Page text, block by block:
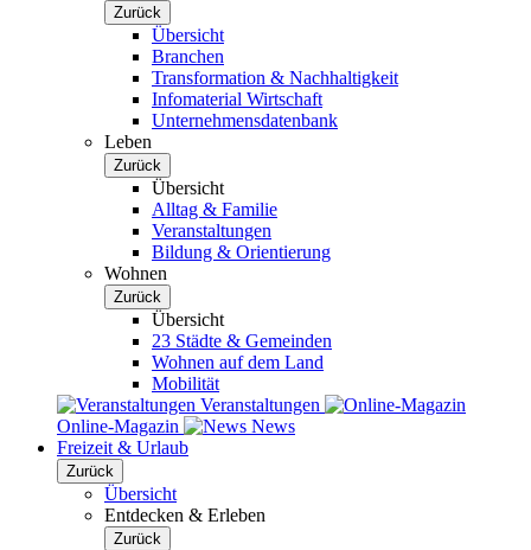
Zurück
Übersicht
Branchen
Transformation & Nachhaltigkeit
Infomaterial Wirtschaft
Unternehmensdatenbank
Leben
Zurück
Übersicht
Alltag & Familie
Veranstaltungen
Bildung & Orientierung
Wohnen
Zurück
Übersicht
23 Städte & Gemeinden
Wohnen auf dem Land
Mobilität
Veranstaltungen
Online-Magazin
News
Freizeit & Urlaub
Zurück
Übersicht
Entdecken & Erleben
Zurück